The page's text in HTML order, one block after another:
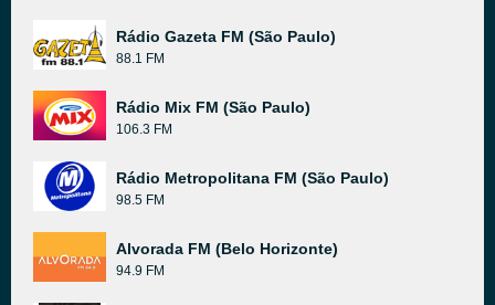
Rádio Gazeta FM (São Paulo)
88.1 FM
Rádio Mix FM (São Paulo)
106.3 FM
Rádio Metropolitana FM (São Paulo)
98.5 FM
Alvorada FM (Belo Horizonte)
94.9 FM